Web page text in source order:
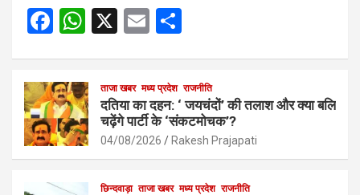
F
b
o
o
W
s
A
p
p
X
E
e
ताजा खबर मध्य प्रदेश राजनीति
दतिया का दहन: ‘ जयचंदों’ की तलाश और क्या बलि
चढ़ेंगे पार्टी के ‘संकटमोचक’?
04/08/2026 Rakesh Prajapati
छिन्दवाड़ा ताजा खबर मध्य प्रदेश राजनीति